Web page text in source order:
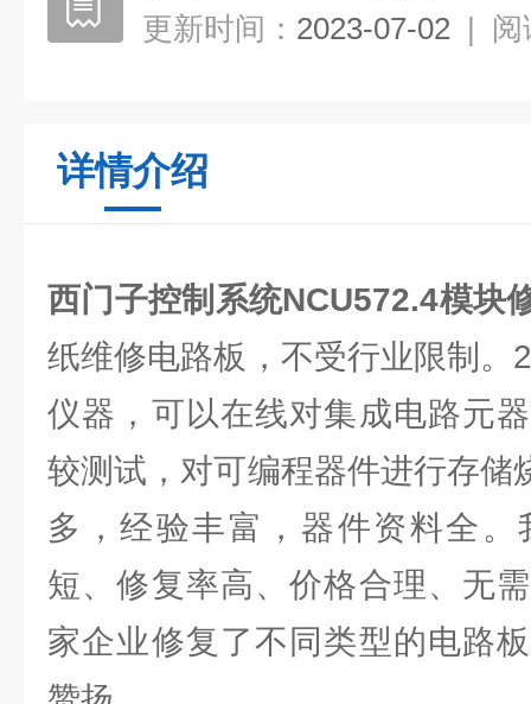
更新时间： 2023-07-02 | 阅
详情介绍
西门子控制系统NCU572.4模块
纸维修电路板，不受行业限制。
仪器，可以在线对集成电路元
较测试，对可编程器件进行存储
多，经验丰富，器件资料全
短、修复率高、价格合理、无
家企业修复了不同类型的电路